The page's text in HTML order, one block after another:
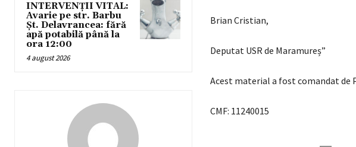
INTERVENȚII VITAL:
Avarie pe str. Barbu
Șt. Delavrancea: fără
apă potabilă până la
ora 12:00
4 august 2026
Brian Cristian,
Deputat USR de Maramureș”
Acest material a fost comandat de
CMF: 11240015